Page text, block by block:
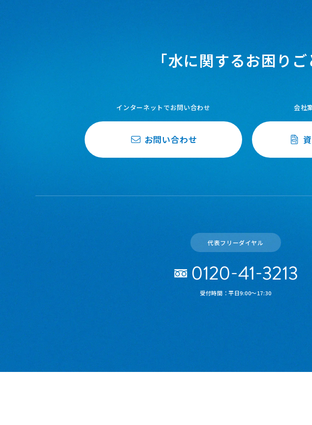
「水に関するお困りご
インターネットでお問い合わせ
お問い合わせ
会社
代表フリーダイヤル
受付時間：平日9:00～17:30